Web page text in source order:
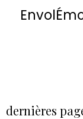
dernières